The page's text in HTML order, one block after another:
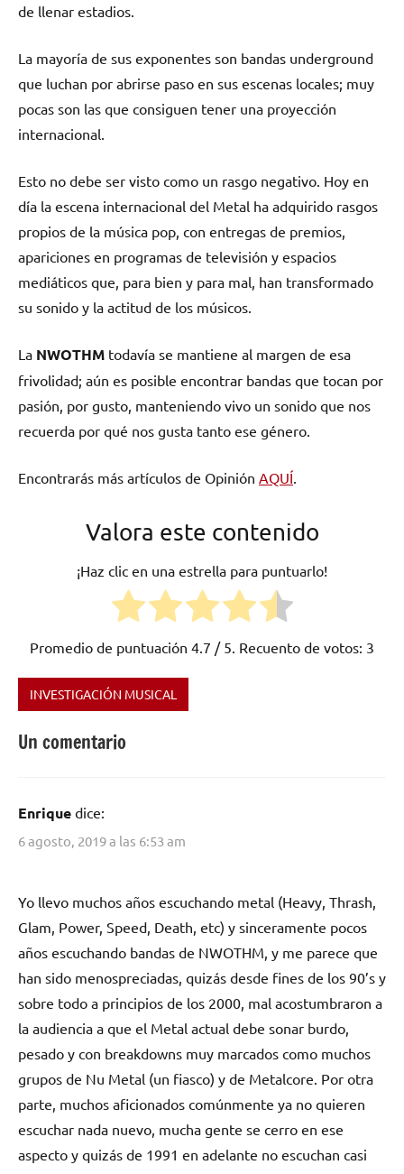
de llenar estadios.
La mayoría de sus exponentes son bandas underground
que luchan por abrirse paso en sus escenas locales; muy
pocas son las que consiguen tener una proyección
internacional.
Esto no debe ser visto como un rasgo negativo. Hoy en
día la escena internacional del Metal ha adquirido rasgos
propios de la música pop, con entregas de premios,
apariciones en programas de televisión y espacios
mediáticos que, para bien y para mal, han transformado
su sonido y la actitud de los músicos.
La NWOTHM todavía se mantiene al margen de esa
frivolidad; aún es posible encontrar bandas que tocan por
pasión, por gusto, manteniendo vivo un sonido que nos
recuerda por qué nos gusta tanto ese género.
Encontrarás más artículos de Opinión AQUÍ
Valora este contenido
¡Haz clic en una estrella para puntuarlo!
Promedio de puntuación 4.7 / 5. Recuento de votos: 3
Etiquetado
Heavy
Wave
British
Metal,
NWOTHM
INVESTIGACIÓN MUSICAL
Un comentario
Enrique dice:
6 agosto, 2019 a las 6:53 am
Yo llevo muchos años escuchando metal (Heavy, Thrash,
Glam, Power, Speed, Death, etc) y sinceramente pocos
años escuchando bandas de NWOTHM, y me parece que
han sido menospreciadas, quizás desde fines de los 90’s y
sobre todo a principios de los 2000, mal acostumbraron a
la audiencia a que el Metal actual debe sonar burdo,
pesado y con breakdowns muy marcados como muchos
grupos de Nu Metal (un fiasco) y de Metalcore. Por otra
parte, muchos aficionados comúnmente ya no quieren
escuchar nada nuevo, mucha gente se cerro en ese
aspecto y quizás de 1991 en adelante no escuchan casi